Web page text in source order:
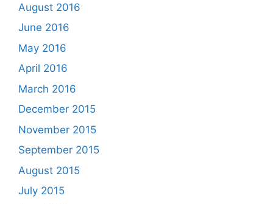
August 2016
June 2016
May 2016
April 2016
March 2016
December 2015
November 2015
September 2015
August 2015
July 2015